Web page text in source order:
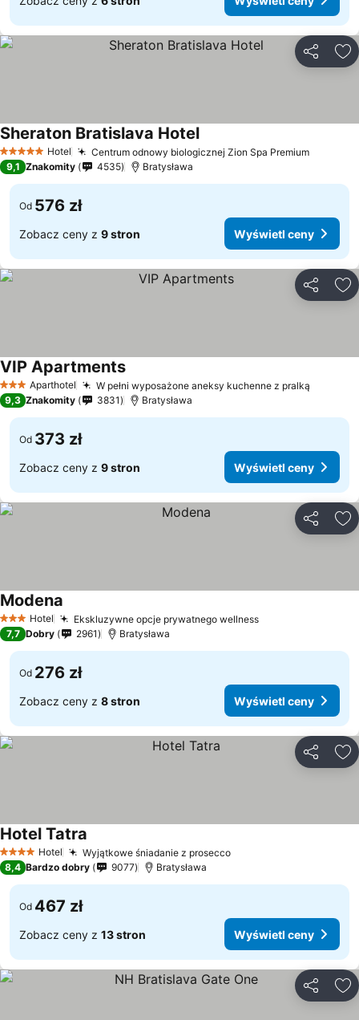
5 KategoriaHotel Centrum odnowy biologicznej Zion Spa Premium
Sheraton Bratislava Hotel
9,1 Znakomity 4535 Bratysława
Od 576 zł
Zobacz ceny z 9 stron Wyświetl ceny
3 KategoriaAparthotel W pełni wyposażone aneksy kuchenne z pralką
VIP Apartments
9,3 Znakomity 3831 Bratysława
Od 373 zł
Zobacz ceny z 9 stron Wyświetl ceny
3 Kategoria
Hotel Ekskluzywne opcje prywatnego wellness
Modena
7,7 Dobry 2961 Bratysława
Od 276 zł
Zobacz ceny z 8 stron Wyświetl ceny
4 KategoriaHotel Wyjątkowe śniadanie z prosecco
Hotel Tatra
8,4 Bardzo dobry 9077 Bratysława
Od 467 zł
Zobacz ceny z 13 stron Wyświetl ceny